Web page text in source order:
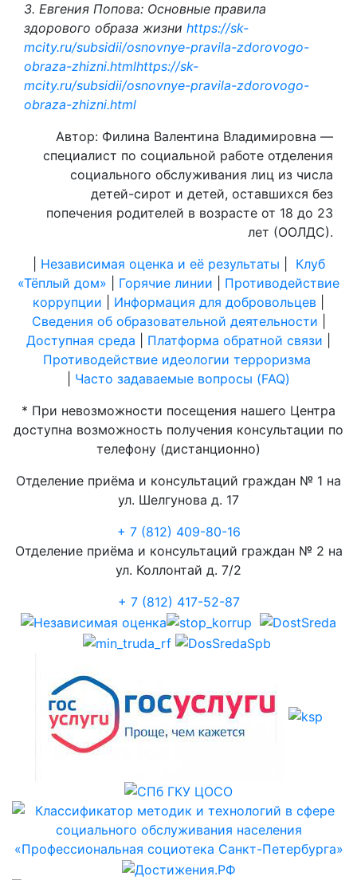
3. Евгения Попова: Основные правила
здорового образа жизни https://sk-
mcity.ru/subsidii/osnovnye-pravila-zdorovogo-
obraza-zhizni.htmlhttps://sk-
mcity.ru/subsidii/osnovnye-pravila-zdorovogo-
obraza-zhizni.html
Автор: Филина Валентина Владимировна —
специалист по социальной работе отделения
социального обслуживания лиц из числа
детей-сирот и детей, оставшихся без
попечения родителей в возрасте от 18 до 23
лет (ООЛДС).
Независимая оценка и её результаты
Клуб
«Тёплый дом»
Горячие линии
Противодействие
коррупции
Информация для добровольцев
Сведения об образовательной деятельности
Доступная среда
Платформа обратной связи
Противодействие идеологии терроризма
Часто задаваемые вопросы (FAQ)
* При невозможности посещения нашего Центра
доступна возможность получения консультации по
телефону (дистанционно)
Отделение приёма и консультаций граждан № 1 на
ул. Шелгунова д. 17
+ 7 (812) 409-80-16
Отделение приёма и консультаций граждан № 2 на
ул. Коллонтай д. 7/2
+ 7 (812) 417-52-87